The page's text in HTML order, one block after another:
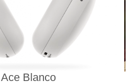
Blanco